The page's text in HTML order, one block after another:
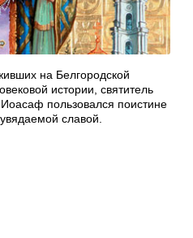
на Белгородской
истории, святитель
пользовался поистине
славой.